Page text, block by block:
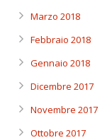
Marzo 2018
Febbraio 2018
Gennaio 2018
Dicembre 2017
Novembre 2017
Ottobre 2017